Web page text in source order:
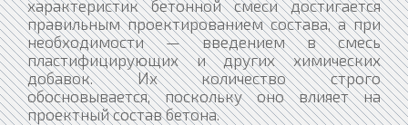
характеристик бетонной смеси достигается
правильным проектированием состава, а при
необходимости — введением в смесь
пластифицирующих и других химических
добавок. Их количество строго
обосновывается, поскольку оно влияет на
проектный состав бетона.​​​​​​​